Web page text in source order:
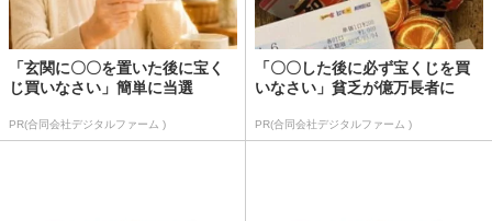
「玄関に〇〇を置いた後に宝く
じ買いなさい」簡単に当選
PR(合同会社デジタルファーム )
「〇〇した後に必ず宝くじを買
いなさい」貧乏が億万長者に
PR(合同会社デジタルファーム )